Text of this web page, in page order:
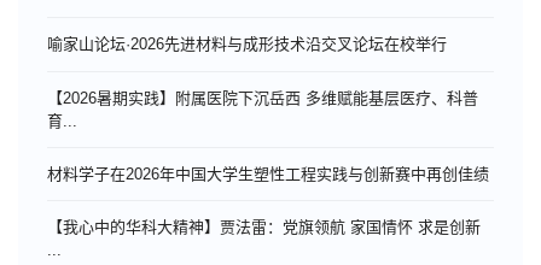
喻家山论坛·2026先进材料与成形技术沿交叉论坛在校举行
【2026暑期实践】附属医院下沉岳西 多维赋能基层医疗、科普
育...
材料学子在2026年中国大学生塑性工程实践与创新赛中再创佳绩
【我心中的华科大精神】贾法雷：党旗领航 家国情怀 求是创新
...